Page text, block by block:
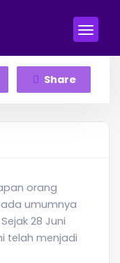
Share
orang
umumnya
28 Juni
telah menjadi